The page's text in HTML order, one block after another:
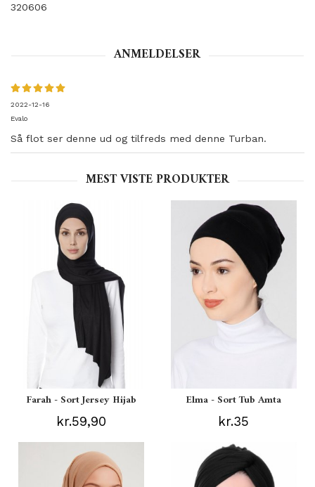
320606
ANMELDELSER
2022-12-16
Evalo
Så flot ser denne ud og tilfreds med denne Turban.
MEST VISTE PRODUKTER
Farah - Sort Jersey Hijab
kr.59,90
Elma - Sort Tub Amta
kr.35